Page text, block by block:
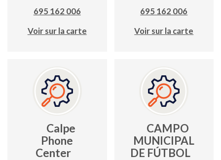
695 162 006
Voir sur la carte
695 162 006
Voir sur la carte
Calpe
Phone
Center
CAMPO
MUNICIPAL
DE FÚTBOL